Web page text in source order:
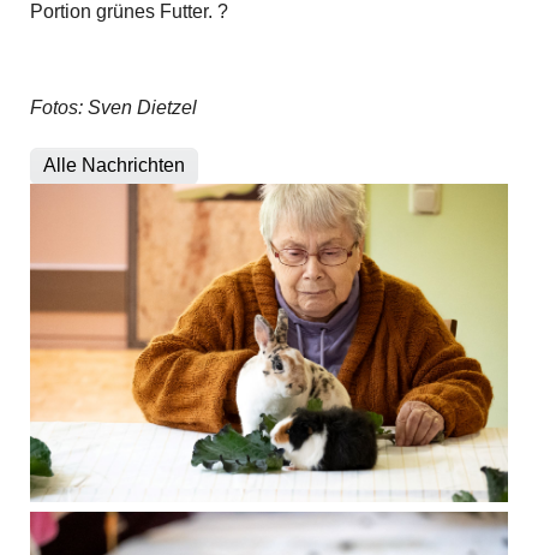
Portion grünes Futter. ?
Fotos: Sven Dietzel
Alle Nachrichten